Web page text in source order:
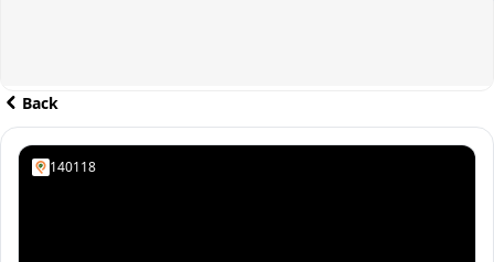
Back
140118